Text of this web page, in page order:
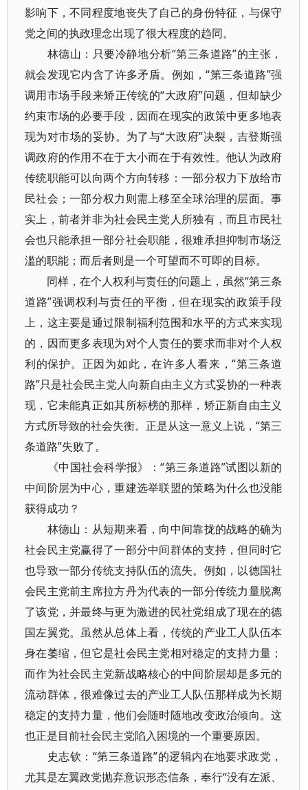
影响下，不同程度地丧失了自己的身份特征，与保守
党之间的执政理念出现了很大程度的趋同。
林德山：只要冷静地分析“第三条道路”的主张，
就会发现它内含了许多矛盾。例如，“第三条道路”强
调用市场手段来矫正传统的“大政府”问题，但却缺少
约束市场的必要手段，因而在现实的政策中更多地表
现为对市场的妥协。为了与“大政府”决裂，吉登斯强
调政府的作用不在于大小而在于有效性。他认为政府
传统职能可以向两个方向转移：一部分权力下放给市
民社会；一部分权力则需上移至全球治理的层面。事
实上，前者并非为社会民主党人所独有，而且市民社
会也只能承担一部分社会职能，很难承担抑制市场泛
滥的职能；而后者则是一个可望而不可即的目标。
同样，在个人权利与责任的问题上，虽然“第三条
道路”强调权利与责任的平衡，但在现实的政策手段
上，这主要是通过限制福利范围和水平的方式来实现
的，因而更多表现为对个人责任的要求而非对个人权
利的保护。正因为如此，在许多人看来，“第三条道
路”只是社会民主党人向新自由主义方式妥协的一种表
现，它未能真正如其所标榜的那样，矫正新自由主义
方式所导致的社会失衡。正是从这一意义上说，“第三
条道路”失败了。
《中国社会科学报》：“第三条道路”试图以新的
中间阶层为中心，重建选举联盟的策略为什么也没能
获得成功？
林德山：从短期来看，向中间靠拢的战略的确为
社会民主党赢得了一部分中间群体的支持，但同时它
也导致一部分传统支持队伍的流失。例如，以德国社
会民主党前主席拉方丹为代表的一部分传统力量脱离
了该党，并最终与更为激进的民社党组成了现在的德
国左翼党。虽然从总体上看，传统的产业工人队伍本
身在萎缩，但它是社会民主党相对稳定的支持力量；
而作为社会民主党新战略核心的中间阶层却是多元的
流动群体，很难像过去的产业工人队伍那样成为长期
稳定的支持力量，他们会随时随地改变政治倾向。这
也正是目前社会民主党陷入困境的一个重要原因。
史志钦：“第三条道路”的逻辑内在地要求政党，
尤其是左翼政党抛弃意识形态信条，奉行“没有左派、